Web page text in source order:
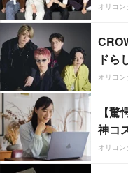
オリコ
ドら
オリコ
【
神コ
オリコ